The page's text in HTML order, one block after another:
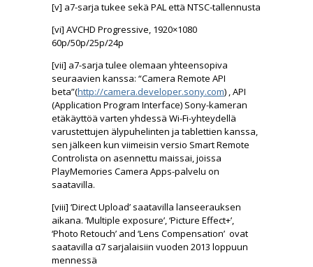
[v] a7-sarja tukee sekä PAL että NTSC-tallennusta
[vi] AVCHD Progressive, 1920×1080
60p/50p/25p/24p
[vii] a7-sarja tulee olemaan yhteensopiva
seuraavien kanssa: “Camera Remote API
beta”(http://camera.developer.sony.com) , API
(Application Program Interface) Sony-kameran
etäkäyttöä varten yhdessä Wi-Fi-yhteydellä
varustettujen älypuhelinten ja tablettien kanssa,
sen jälkeen kun viimeisin versio Smart Remote
Controlista on asennettu maissai, joissa
PlayMemories Camera Apps-palvelu on
saatavilla.
[viii] ‘Direct Upload’ saatavilla lanseerauksen
aikana. ‘Multiple exposure’, ‘Picture Effect+’,
‘Photo Retouch’ and ‘Lens Compensation’ ovat
saatavilla α7 sarjalaisiin vuoden 2013 loppuun
mennessä